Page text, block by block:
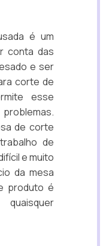
é um
conta das
e ser
corte de
esse
de corte
de
e muito
da mesa
produto é